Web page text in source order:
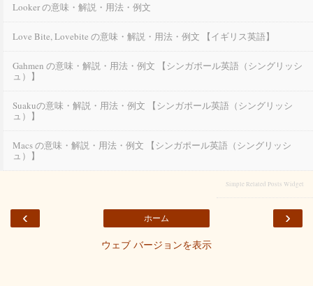
Looker の意味・解説・用法・例文
Love Bite, Lovebite の意味・解説・用法・例文 【イギリス英語】
Gahmen の意味・解説・用法・例文 【シンガポール英語（シングリッシ
ュ）】
Suakuの意味・解説・用法・例文 【シンガポール英語（シングリッシ
ュ）】
Macs の意味・解説・用法・例文 【シンガポール英語（シングリッシ
ュ）】
Simple Related Posts Widget
‹ ›
ホーム
ウェブ バージョンを表示